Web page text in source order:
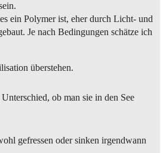
ein Polymer ist, eher durch Licht- und
Je nach Bedingungen schätze ich
überstehen.
ob man sie in den See
gefressen oder sinken irgendwann